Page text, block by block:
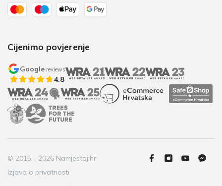
Cijenimo povjerenje
Google reviews
4.8
© 2015 - 2026 Namjestaj.hr
Izjava o privatnosti